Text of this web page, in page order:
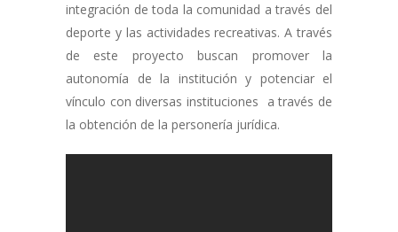
integración de toda la comunidad a través del
deporte y las actividades recreativas. A través
de este proyecto buscan promover la
autonomía de la institución y potenciar el
vínculo con diversas instituciones a través de
la obtención de la personería jurídica.